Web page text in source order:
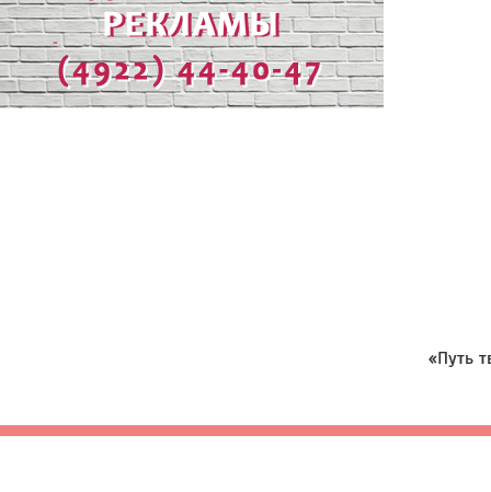
«Путь